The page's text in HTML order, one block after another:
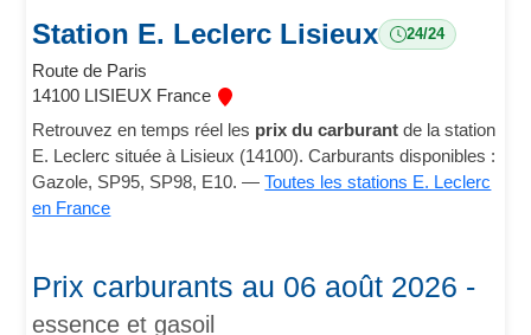
Station E. Leclerc Lisieux 24/24
Route de Paris
14100 LISIEUX France
Retrouvez en temps réel les prix du carburant de la station
E. Leclerc située à Lisieux (14100). Carburants disponibles :
Gazole, SP95, SP98, E10. —Toutes les stations E. Leclerc
en France
Prix carburants au 06 août 2026 -
essence et gasoil